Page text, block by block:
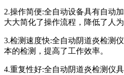
2.操作简便:全自动设备具有自动
大大简化了操作流程，降低了人
3.检测速度快:全自动阴道炎检测
本的检测，提高了工作效率。
4.重复性好:全自动阴道炎检测仪